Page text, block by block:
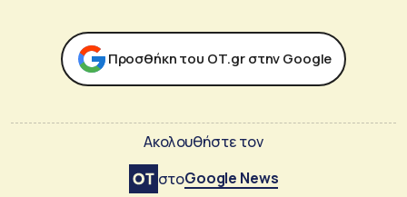
Προσθήκη του ΟΤ.gr στην Google
Ακολουθήστε τον
στοGoogle News